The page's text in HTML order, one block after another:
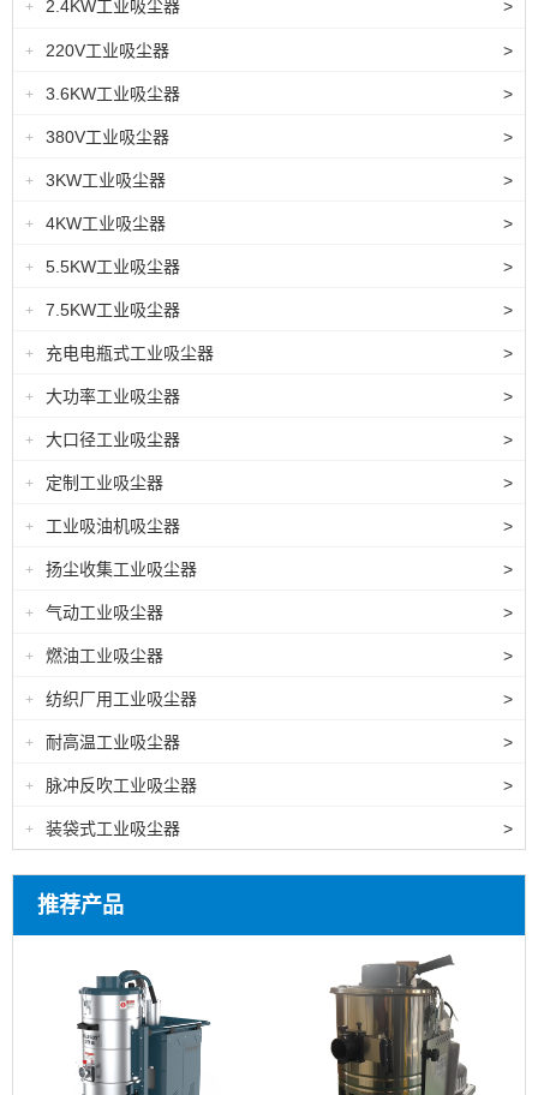
+ 2.4KW工业吸尘器 >
+ 220V工业吸尘器 >
+ 3.6KW工业吸尘器 >
+ 380V工业吸尘器 >
+ 3KW工业吸尘器 >
+ 4KW工业吸尘器 >
+ 5.5KW工业吸尘器 >
+ 7.5KW工业吸尘器 >
+ 充电电瓶式工业吸尘器 >
+ 大功率工业吸尘器 >
+ 大口径工业吸尘器 >
+ 定制工业吸尘器 >
+ 工业吸油机吸尘器 >
+ 扬尘收集工业吸尘器 >
+ 气动工业吸尘器 >
+ 燃油工业吸尘器 >
+ 纺织厂用工业吸尘器 >
+ 耐高温工业吸尘器 >
+ 脉冲反吹工业吸尘器 >
+ 装袋式工业吸尘器 >
推荐产品